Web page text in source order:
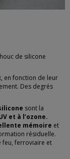
de silicone
en fonction de leur
Des degrés
sont la
et à l’ozone.
mémoire et
résiduelle.
feu, ferroviaire et